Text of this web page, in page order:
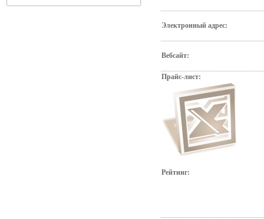
Электронный адрес:
Вебсайт:
Прайс-лист:
Рейтинг: